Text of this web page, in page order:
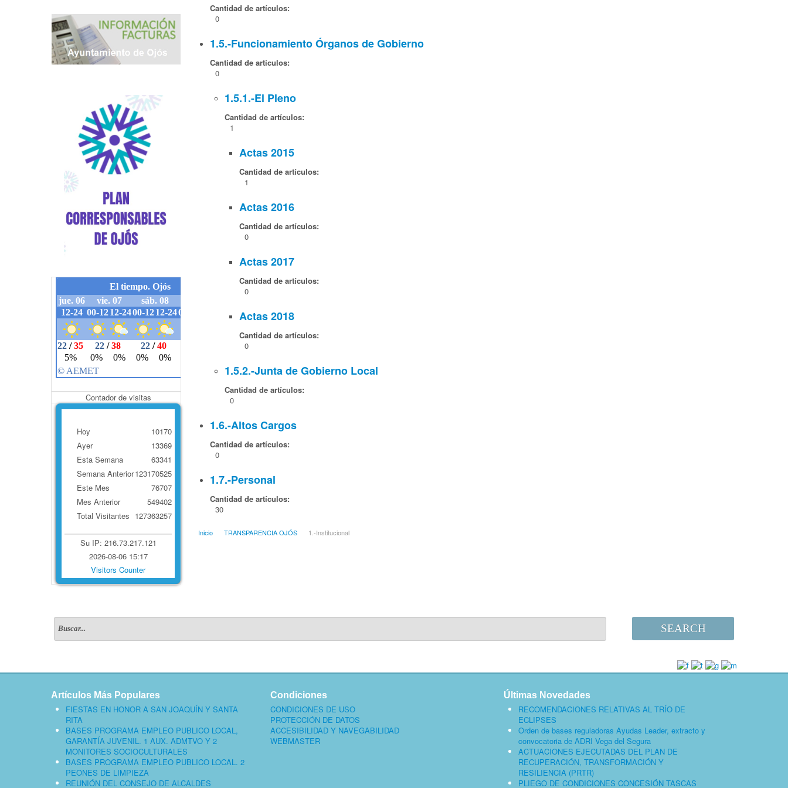
Contador de visitas
Hoy
Ayer
Esta Semana
Semana Anterior
Este Mes
Mes Anterior
Total Visitantes
10170
13369
63341
123170525
76707
549402
127363257
Su IP: 216.73.217.121
2026-08-06 15:17
Visitors Counter
Cantidad de artículos:
0
1.5.-Funcionamiento Órganos de Gobierno
Cantidad de artículos:
0
1.5.1.-El Pleno
Cantidad de artículos:
1
Actas 2015
Cantidad de artículos:
1
Actas 2016
Cantidad de artículos:
0
Actas 2017
Cantidad de artículos:
0
Actas 2018
Cantidad de artículos:
0
1.5.2.-Junta de Gobierno Local
Cantidad de artículos:
0
1.6.-Altos Cargos
Cantidad de artículos:
0
1.7.-Personal
Cantidad de artículos:
30
Inicio TRANSPARENCIA OJÓS 1.-Institucional
SEARCH
Artículos Más Populares
FIESTAS EN HONOR A SAN JOAQUÍN Y SANTA
RITA
BASES PROGRAMA EMPLEO PUBLICO LOCAL,
GARANTÍA JUVENIL. 1 AUX. ADMTVO Y 2
MONITORES SOCIOCULTURALES
BASES PROGRAMA EMPLEO PUBLICO LOCAL. 2
PEONES DE LIMPIEZA
REUNIÓN DEL CONSEJO DE ALCALDES
Condiciones
CONDICIONES DE USO
PROTECCIÓN DE DATOS
ACCESIBILIDAD Y NAVEGABILIDAD
WEBMASTER
Últimas Novedades
RECOMENDACIONES RELATIVAS AL TRÍO DE
ECLIPSES
Orden de bases reguladoras Ayudas Leader, extracto y
convocatoria de ADRI Vega del Segura
ACTUACIONES EJECUTADAS DEL PLAN DE
RECUPERACIÓN, TRANSFORMACIÓN Y
RESILIENCIA (PRTR)
PLIEGO DE CONDICIONES CONCESIÓN TASCAS